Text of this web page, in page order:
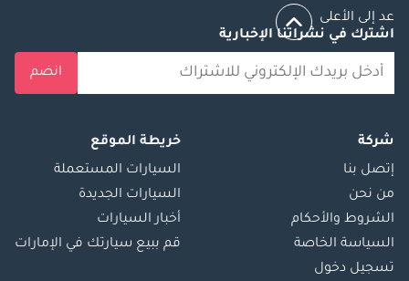
عد إلى الأعلى
اشترك في نشراتنا الإخبارية
انضم
شركة
إتصل بنا
من نحن
الشروط والأحكام
السياسة الخاصة
تسجيل دخول
خريطة الموقع
السيارات المستعملة
السيارات الجديدة
أخبار السيارات
قم ببيع سيارتك في الإمارات